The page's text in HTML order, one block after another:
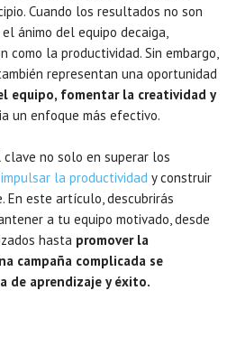
Cuando los resultados no son
ánimo del equipo decaiga,
la productividad. Sin embargo,
representan una oportunidad
equipo, fomentar la creatividad y
un enfoque más efectivo.
no solo en superar los
impulsar la productividad y construir
este artículo, descubrirás
a tu equipo motivado, desde
hasta promover la
campaña complicada se
de aprendizaje y éxito.